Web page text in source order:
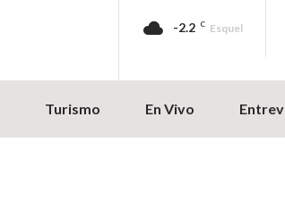
-2.2 C Esquel
Turismo En Vivo